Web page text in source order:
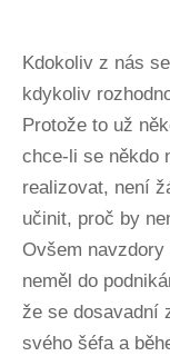
Kdokoliv z nás
kdykoliv
Protože to už
chce-li se někdo
realizovat, není
učinit, proč by
Ovšem
neměl do
že se dosavadní
svého šéfa a